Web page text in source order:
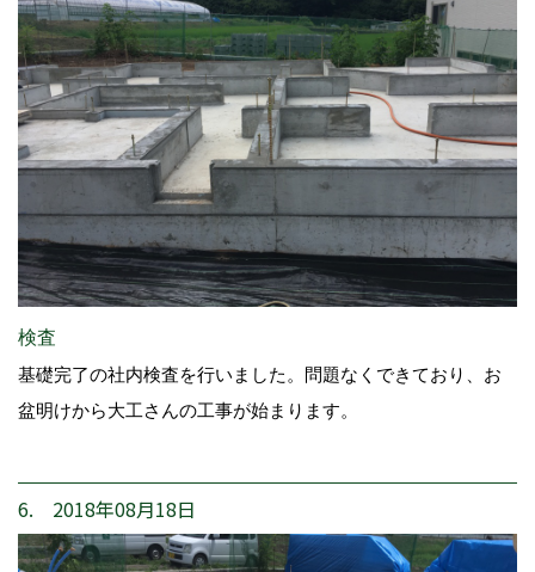
検査
基礎完了の社内検査を行いました。問題なくできており、お
盆明けから大工さんの工事が始まります。
6. 2018年08月18日